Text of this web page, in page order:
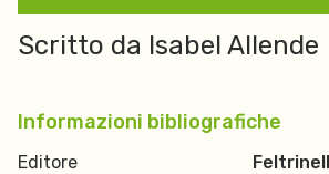
Scritto da Isabel Allende
Informazioni bibliografiche
Editore